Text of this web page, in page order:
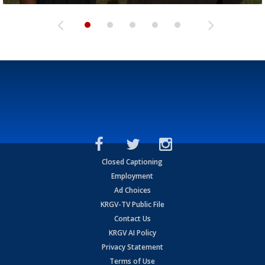
Closed Captioning
Employment
Ad Choices
KRGV-TV Public File
Contact Us
KRGV AI Policy
Privacy Statement
Terms of Use